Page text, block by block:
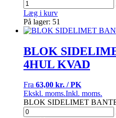
Læg i kurv
På lager: 51
BLOK
4HUL KVAD
Fra 63,00 kr. / PK
Ekskl. moms.Inkl. moms.
BLOK SIDELIMET